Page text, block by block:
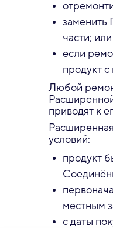
заменить
части; или
если
продукт
Любой
приводят к
условий:
продукт
местным
с даты